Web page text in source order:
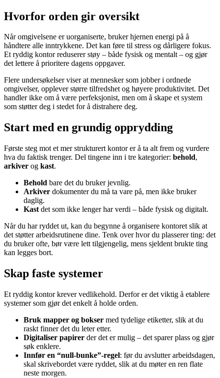
Hvorfor orden gir oversikt
Når omgivelsene er uorganiserte, bruker hjernen energi på å
håndtere alle inntrykkene. Det kan føre til stress og dårligere fokus.
Et ryddig kontor reduserer støy – både fysisk og mentalt – og gjør
det lettere å prioritere dagens oppgaver.
Flere undersøkelser viser at mennesker som jobber i ordnede
omgivelser, opplever større tilfredshet og høyere produktivitet. Det
handler ikke om å være perfeksjonist, men om å skape et system
som støtter deg i stedet for å distrahere deg.
Start med en grundig opprydding
Første steg mot et mer strukturert kontor er å ta alt frem og vurdere
hva du faktisk trenger. Del tingene inn i tre kategorier: behold,
arkiver og kast.
Behold bare det du bruker jevnlig.
Arkiver dokumenter du må ta vare på, men ikke bruker
daglig.
Kast det som ikke lenger har verdi – både fysisk og digitalt.
Når du har ryddet ut, kan du begynne å organisere kontoret slik at
det støtter arbeidsrutinene dine. Tenk over hvor du plasserer ting: det
du bruker ofte, bør være lett tilgjengelig, mens sjeldent brukte ting
kan legges bort.
Skap faste systemer
Et ryddig kontor krever vedlikehold. Derfor er det viktig å etablere
systemer som gjør det enkelt å holde orden.
Bruk mapper og bokser med tydelige etiketter, slik at du
raskt finner det du leter etter.
Digitaliser papirer der det er mulig – det sparer plass og gjør
søk enklere.
Innfør en “null-bunke”-regel: før du avslutter arbeidsdagen,
skal skrivebordet være ryddet, slik at du møter en ren flate
neste morgen.